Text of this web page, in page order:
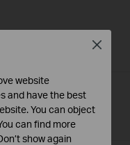
Issue on Omada
website
and have the best
You can object
can find more
show again
Close